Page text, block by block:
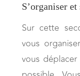
S’organiser
Sur cette
vous
vous